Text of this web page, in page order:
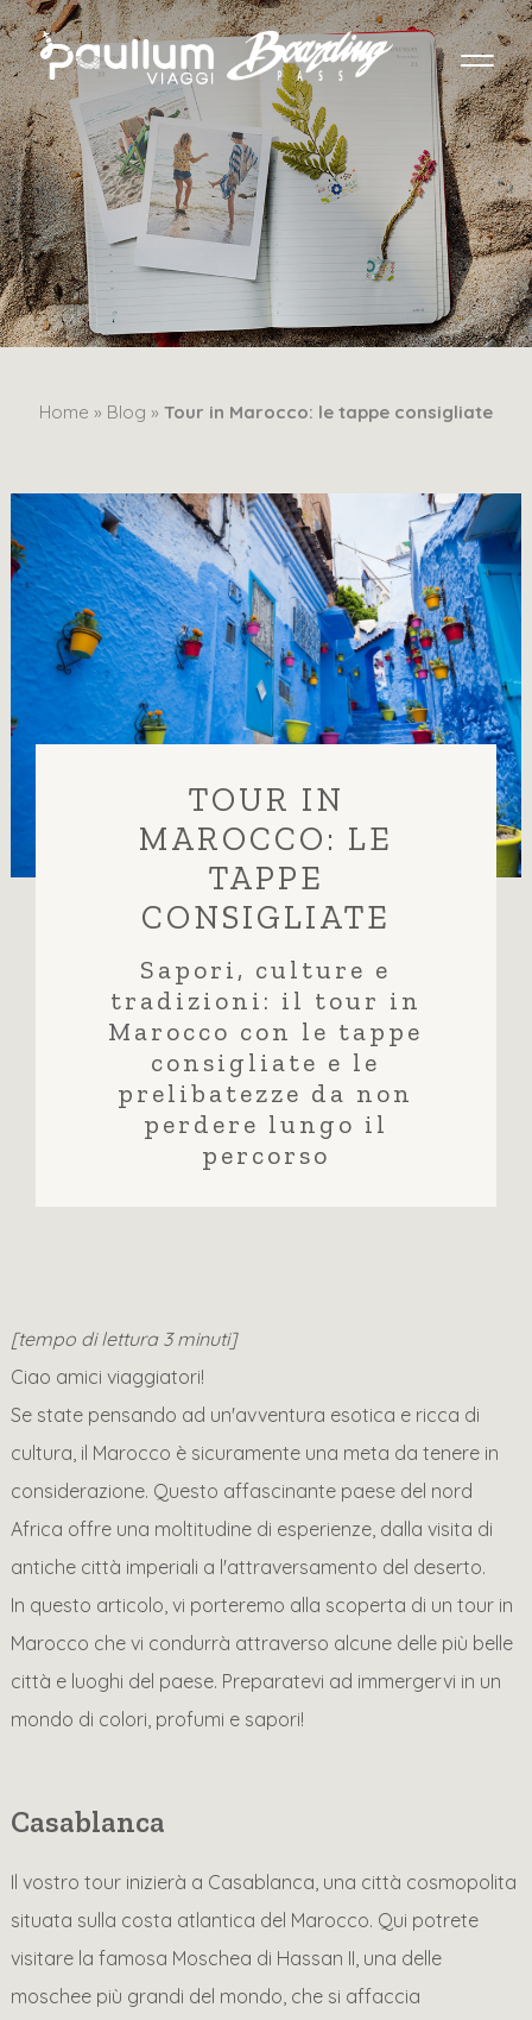
Home » Blog » Tour in Marocco: le tappe consigliate
TOUR IN
MAROCCO: LE
TAPPE
CONSIGLIATE
Sapori, culture e
tradizioni: il tour in
Marocco con le tappe
consigliate e le
prelibatezze da non
perdere lungo il
percorso
[tempo di lettura 3 minuti]
Ciao amici viaggiatori!
Se state pensando ad un'avventura esotica e ricca di
cultura, il Marocco è sicuramente una meta da tenere in
considerazione. Questo affascinante paese del nord
Africa offre una moltitudine di esperienze, dalla visita di
antiche città imperiali a l'attraversamento del deserto.
In questo articolo, vi porteremo alla scoperta di un tour in
Marocco che vi condurrà attraverso alcune delle più belle
città e luoghi del paese. Preparatevi ad immergervi in un
mondo di colori, profumi e sapori!
Casablanca
Il vostro tour inizierà a Casablanca, una città cosmopolita
situata sulla costa atlantica del Marocco. Qui potrete
visitare la famosa Moschea di Hassan II, una delle
moschee più grandi del mondo, che si affaccia